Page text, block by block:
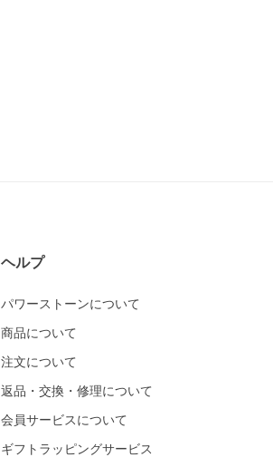
ヘルプ
パワーストーンについて
商品について
注文について
返品・交換・修理について
会員サービスについて
ギフトラッピングサービス